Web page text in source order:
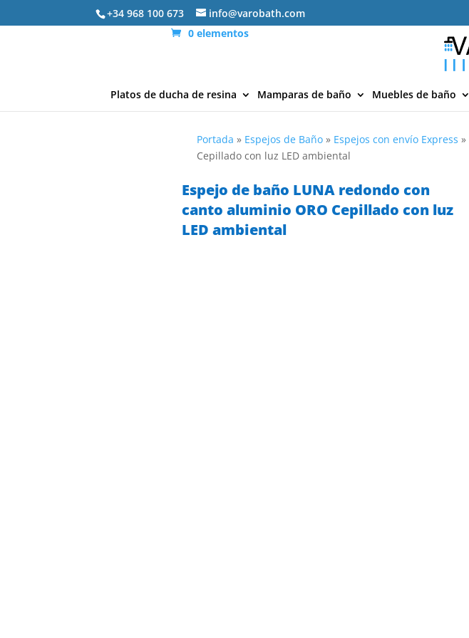
+34 968 100 673 info@varobath.com
0 elementos
Platos de ducha de resina Mamparas de baño Muebles de baño
Portada » Espejos de Baño » Espejos con envío Express »
Cepillado con luz LED ambiental
Espejo de baño LUNA redondo con
canto aluminio ORO Cepillado con luz
LED ambiental